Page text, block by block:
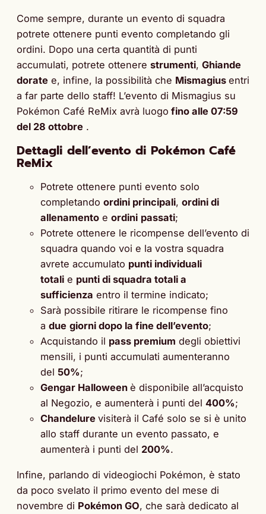
Come sempre, durante un evento di squadra
potrete ottenere punti evento completando gli
ordini. Dopo una certa quantità di punti
accumulati, potrete ottenere strumenti, Ghiande
dorate e, infine, la possibilità che Mismagius entri
a far parte dello staff! L’evento di Mismagius su
Pokémon Café ReMix avrà luogo fino alle 07:59
del 28 ottobre .
Dettagli dell’evento di Pokémon Café
ReMix
Potrete ottenere punti evento solo
completando ordini principali, ordini di
allenamento e ordini passati;
Potrete ottenere le ricompense dell’evento di
squadra quando voi e la vostra squadra
avrete accumulato punti individuali
totali e punti di squadra totali a
sufficienza entro il termine indicato;
Sarà possibile ritirare le ricompense fino
a due giorni dopo la fine dell’evento;
Acquistando il pass premium degli obiettivi
mensili, i punti accumulati aumenteranno
del 50%;
Gengar Halloween è disponibile all’acquisto
al Negozio, e aumenterà i punti del 400%;
Chandelure visiterà il Café solo se si è unito
allo staff durante un evento passato, e
aumenterà i punti del 200%.
Infine, parlando di videogiochi Pokémon, è stato
da poco svelato il primo evento del mese di
novembre di Pokémon GO, che sarà dedicato al